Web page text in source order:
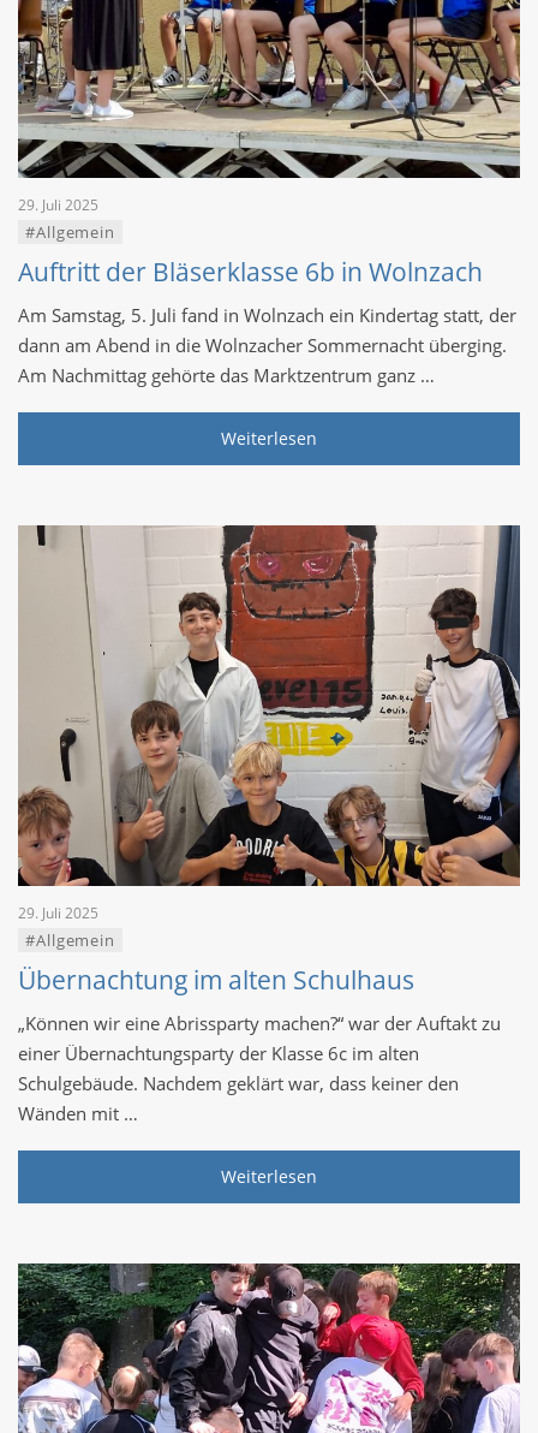
29. Juli 2025
#Allgemein
Auftritt der Bläserklasse 6b in Wolnzach
Am Samstag, 5. Juli fand in Wolnzach ein Kindertag statt, der
dann am Abend in die Wolnzacher Sommernacht überging.
Am Nachmittag gehörte das Marktzentrum ganz …
Weiterlesen
29. Juli 2025
#Allgemein
Übernachtung im alten Schulhaus
„Können wir eine Abrissparty machen?“ war der Auftakt zu
einer Übernachtungsparty der Klasse 6c im alten
Schulgebäude. Nachdem geklärt war, dass keiner den
Wänden mit …
Weiterlesen